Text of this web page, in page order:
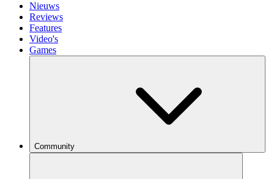
Nieuws
Reviews
Features
Video's
Games
Community